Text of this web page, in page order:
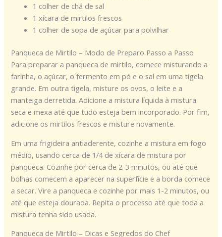
1 colher de chá de sal
1 xícara de mirtilos frescos
1 colher de sopa de açúcar para polvilhar
Panqueca de Mirtilo – Modo de Preparo Passo a Passo
Para preparar a panqueca de mirtilo, comece misturando a
farinha, o açúcar, o fermento em pó e o sal em uma tigela
grande. Em outra tigela, misture os ovos, o leite e a
manteiga derretida. Adicione a mistura líquida à mistura
seca e mexa até que tudo esteja bem incorporado. Por fim,
adicione os mirtilos frescos e misture novamente.
Em uma frigideira antiaderente, cozinhe a mistura em fogo
médio, usando cerca de 1/4 de xícara de mistura por
panqueca. Cozinhe por cerca de 2-3 minutos, ou até que
bolhas comecem a aparecer na superfície e a borda comece
a secar. Vire a panqueca e cozinhe por mais 1-2 minutos, ou
até que esteja dourada. Repita o processo até que toda a
mistura tenha sido usada.
Panqueca de Mirtilo – Dicas e Segredos do Chef